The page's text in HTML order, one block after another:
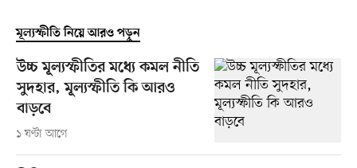
মূল্যস্ফীতি নিয়ে আরও পড়ুন
উচ্চ মূল্যস্ফীতির মধ্যে কমল নীতি
সুদহার, মূল্যস্ফীতি কি আরও
বাড়বে
১ ঘণ্টা আগে